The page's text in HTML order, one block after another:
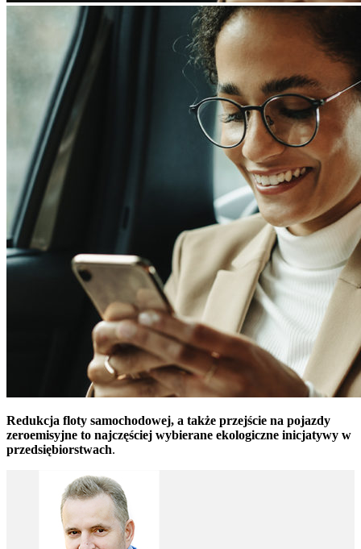
Redukcja floty samochodowej, a także przejście na pojazdy
zeroemisyjne to najczęściej wybierane ekologiczne inicjatywy w
przedsiębiorstwach.